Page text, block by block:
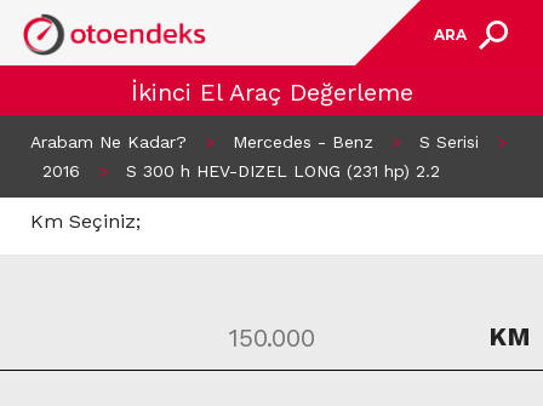
ARA
İkinci El Araç Değerleme
Arabam Ne Kadar? > Mercedes - Benz > S Serisi
>
2016
> S 300 h HEV-DIZEL LONG (231 hp) 2.2
Km Seçiniz;
KM